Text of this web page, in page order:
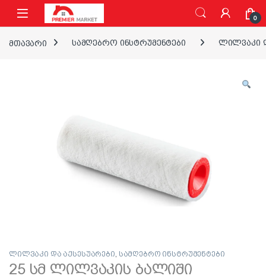
ნავიგაციაზე გადასვლა
შინაარსზე გადასვლა
0
მთავარი სამღებრო ინსტრუმენტები ლილვაკი
ლილვაკი და აქსესუარები, სამღებრო ინსტრუმენტები
25 სმ ლილვაკის ბალიში